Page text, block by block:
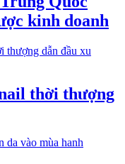
kinh doanh
thời thượng